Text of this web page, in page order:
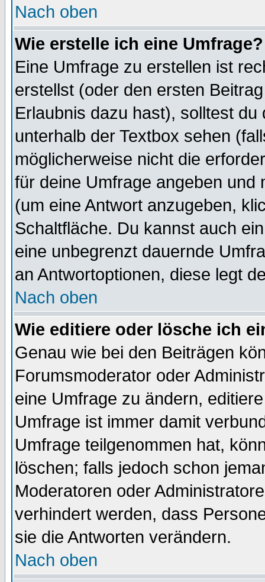
Nach oben
Wie erstelle ich eine Umfrage?
Eine Umfrage zu erstellen ist
erstellst (oder den ersten
Erlaubnis dazu hast), solltest
unterhalb der Textbox sehen
möglicherweise nicht die
für deine Umfrage angeben und
(um eine Antwort anzugeben,
Schaltfläche. Du kannst auch
eine unbegrenzt dauernde
an Antwortoptionen, diese legt
Nach oben
Wie editiere oder lösche ich
Genau wie bei den Beiträgen
Forumsmoderator oder
eine Umfrage zu ändern,
Umfrage ist immer damit
Umfrage teilgenommen hat,
löschen; falls jedoch schon
Moderatoren oder
verhindert werden, dass
sie die Antworten verändern.
Nach oben